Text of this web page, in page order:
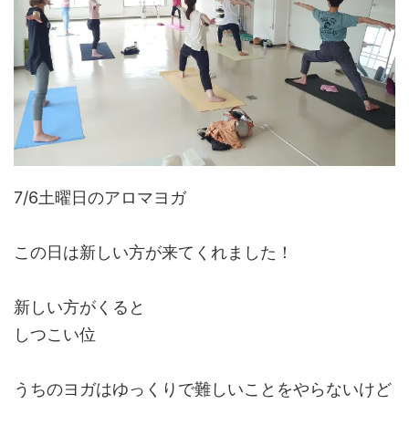
7/6土曜日のアロマヨガ
この日は新しい方が来てくれました！
新しい方がくると
しつこい位
うちのヨガはゆっくりで難しいことをやらないけど